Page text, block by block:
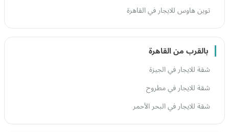
توين هاوس للايجار في القاهرة
بالقرب من القاهرة
شقة للايجار في الجيزة
شقة للايجار في مطروح
شقة للايجار في البحر الأحمر